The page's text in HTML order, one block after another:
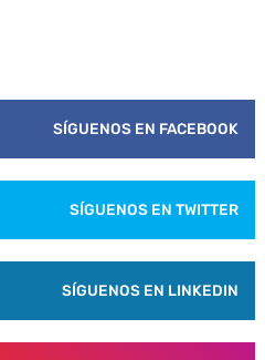
SÍGUENOS EN FACEBOOK
SÍGUENOS EN TWITTER
SÍGUENOS EN LINKEDIN